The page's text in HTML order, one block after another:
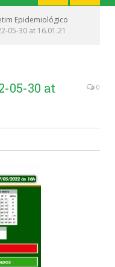
Epidemiológico
05-30 at 16.01.21
05-30 at
0